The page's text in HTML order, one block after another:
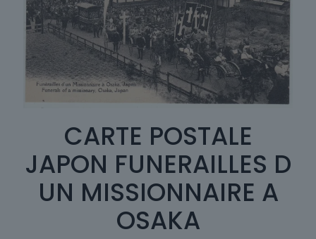
CARTE POSTALE
JAPON FUNERAILLES D
UN MISSIONNAIRE A
OSAKA